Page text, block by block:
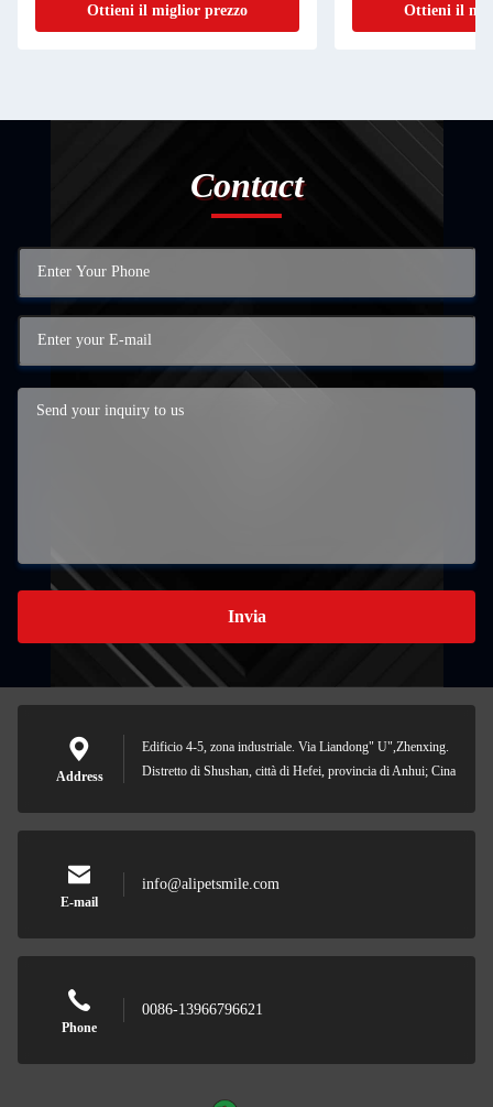
Ottieni il miglior prezzo Ottieni il
Contact
Invia
Address
Edificio 4-5, zona industriale. Via Liandong" U",Zhenxing.
Distretto di Shushan, città di Hefei, provincia di Anhui; Cina
E-mail
info@alipetsmile.com
Phone
0086-13966796621